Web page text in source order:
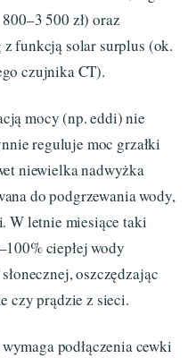
500 zł) oraz
funkcją solar surplus (ok.
czujnika CT).
mocy (np. eddi) nie
reguluje moc grzałki
niewielka nadwyżka
do podgrzewania wody,
W letnie miesiące taki
ciepłej wody
oszczędzając
czy prądzie z sieci.
podłączenia cewki